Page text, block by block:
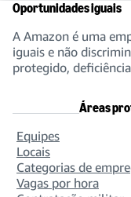
Oportunidades iguais
A Amazon é uma
iguais e não
protegido,
Áreas
Equipes
Locais
Categorias de
Vagas por hora